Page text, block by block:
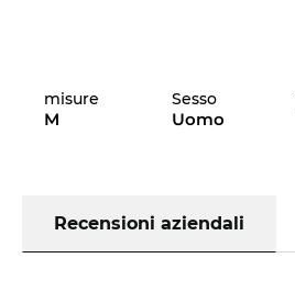
misure
M
Sesso
Uomo
Recensioni aziendali